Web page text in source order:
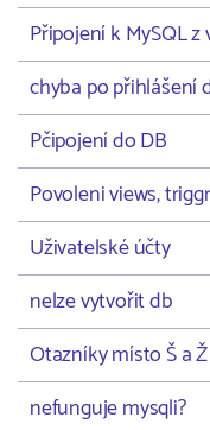
Připojení k MySQL z
chyba po přihlášení
Pčipojení do DB
Povoleni views,
Uživatelské účty
nelze vytvořit db
Otazníky místo Š a
nefunguje mysqli?